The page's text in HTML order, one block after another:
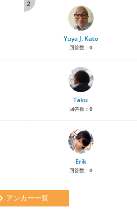
2
Yuya J. Kato
回答数： 0
Taku
回答数： 0
Erik
回答数： 0
アンカー一覧